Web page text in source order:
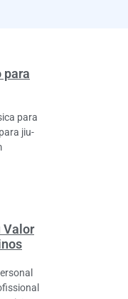
para
para
jiu-
Valor